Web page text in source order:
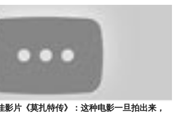
影片《莫扎特传》：这种电影一旦拍出来，